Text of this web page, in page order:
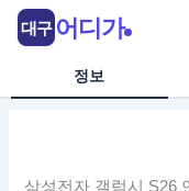
정보
삼성전자 갤럭시 S26
대구 어디가